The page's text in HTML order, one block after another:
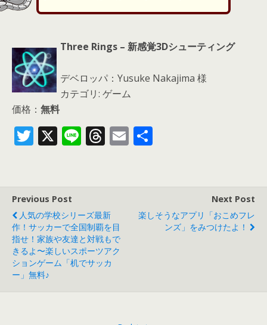
Three Rings – 新感覚3Dシューティング
デベロッパ：Yusuke Nakajima 様
カテゴリ: ゲーム
価格： 無料
T
er
X Li T
d
s
E
Previous Post
人気の学校シリーズ最新
作！サッカーで全国制覇を目
指せ！家族や友達と対戦もで
きるよ〜楽しいスポーツアク
ションゲーム「机でサッカ
ー」無料♪
Next Post
楽しそうなアプリ「おこめフレ
ンズ」をみつけたよ！